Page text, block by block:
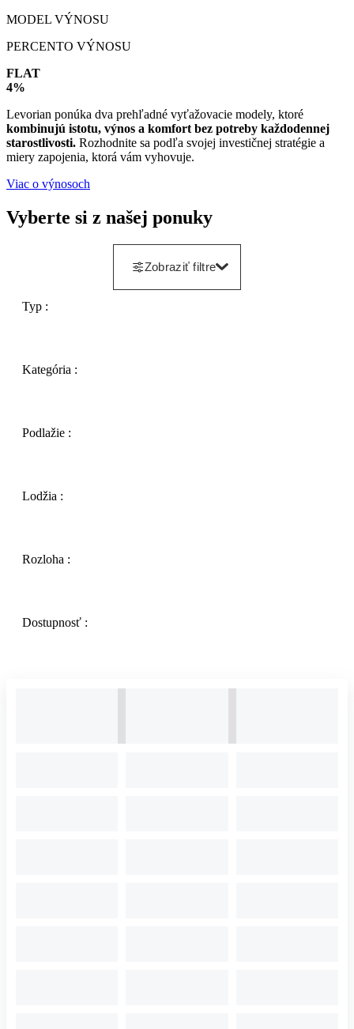
MODEL VÝNOSU
PERCENTO VÝNOSU
FLAT
4%
Levorian ponúka dva prehľadné vyťažovacie modely, ktoré
kombinujú istotu, výnos a komfort bez potreby každodennej
starostlivosti. Rozhodnite sa podľa svojej investičnej stratégie a
miery zapojenia, ktorá vám vyhovuje.
Viac o výnosoch
Vyberte si z našej ponuky
Zobraziť filtre
Typ :
Kategória :
Podlažie :
Lodžia :
Rozloha :
Dostupnosť :